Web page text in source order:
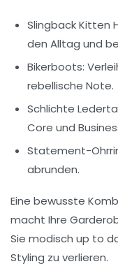
Slingback Kitten
den Alltag und
Bikerboots:
rebellische Note.
Schlichte
Core und
Statement-
abrunden.
Eine bewusste
macht Ihre
Sie modisch up to
Styling zu verlieren.